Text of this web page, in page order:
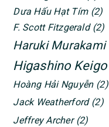
Dưa Hấu Hạt Tím (2)
F. Scott Fitzgerald (2)
Haruki Murakami
Higashino Keigo
Hoàng Hải Nguyễn (2)
Jack Weatherford (2)
Jeffrey Archer (2)